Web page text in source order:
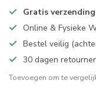
Gratis verzending
Online & Fysieke
Bestel veilig
30 dagen
Toevoegen om te